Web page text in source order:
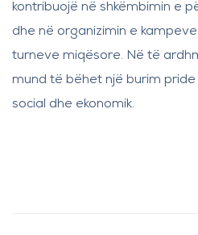
kontribuojë në shkëmbimin e
dhe në organizimin e
turneve miqësore. Në të
mund të bëhet një burim
social dhe ekonomik.